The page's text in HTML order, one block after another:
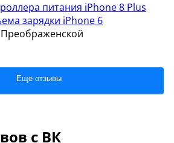
питания iPhone 8 Plus
зарядки iPhone 6
Еще отзывы
с ВК